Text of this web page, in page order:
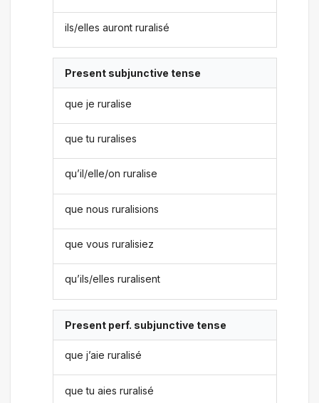
ils/elles auront ruralisé
Present subjunctive tense
que je ruralise
que tu ruralises
qu’il/elle/on ruralise
que nous ruralisions
que vous ruralisiez
qu’ils/elles ruralisent
Present perf. subjunctive tense
que j’aie ruralisé
que tu aies ruralisé